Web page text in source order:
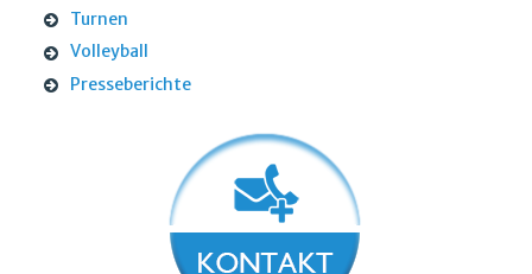
Turnen
Volleyball
Presseberichte